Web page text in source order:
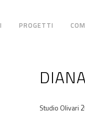
PROGETTI
DIANA
Studio Olivari